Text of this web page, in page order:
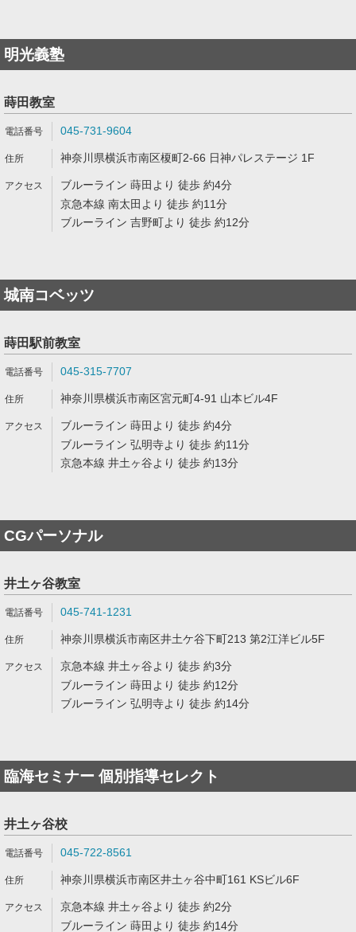
明光義塾
蒔田教室
045-731-9604
神奈川県横浜市南区榎町2-66 日神パレステージ 1F
ブルーライン 蒔田より 徒歩 約4分
京急本線 南太田より 徒歩 約11分
ブルーライン 吉野町より 徒歩 約12分
城南コベッツ
蒔田駅前教室
045-315-7707
神奈川県横浜市南区宮元町4-91 山本ビル4F
ブルーライン 蒔田より 徒歩 約4分
ブルーライン 弘明寺より 徒歩 約11分
京急本線 井土ヶ谷より 徒歩 約13分
CGパーソナル
井土ヶ谷教室
045-741-1231
神奈川県横浜市南区井土ケ谷下町213 第2江洋ビル5F
京急本線 井土ヶ谷より 徒歩 約3分
ブルーライン 蒔田より 徒歩 約12分
ブルーライン 弘明寺より 徒歩 約14分
臨海セミナー 個別指導セレクト
井土ヶ谷校
045-722-8561
神奈川県横浜市南区井土ヶ谷中町161 KSビル6F
京急本線 井土ヶ谷より 徒歩 約2分
ブルーライン 蒔田より 徒歩 約14分